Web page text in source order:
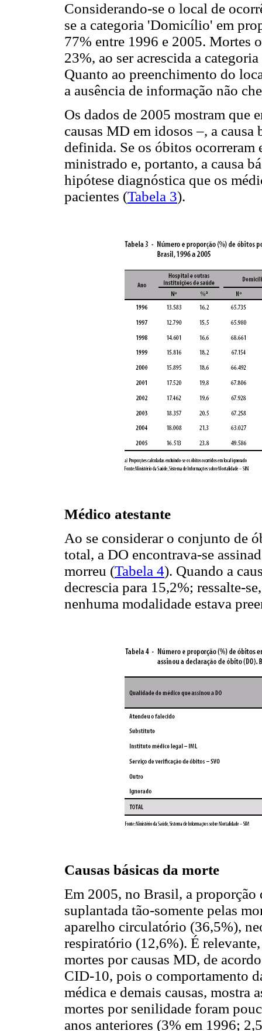
Considerando-se o local de
se a categoria 'Domicílio' em
77% entre 1996 e 2005. Mortes
23%, ao ser acrescida a
Quanto ao preenchimento do
a ausência de informação não
Os dados de 2005 mostram que
causas MD em idosos –, a
definida. Se os óbitos
ministrado e, portanto, a causa
hipótese diagnóstica que os
pacientes (Tabela 3).
Médico atestante
Ao se considerar o conjunto de
total, a DO encontrava-se
morreu (Tabela 4). Quando a
decrescia para 15,2%; ressalte-
nenhuma modalidade estava
Causas básicas da morte
Em 2005, no Brasil, a
suplantada tão-somente pelas
aparelho circulatório (36,5%),
respiratório (12,6%). É
mortes por causas MD, de
CID-10, pois o comportamento
médica e demais causas, mostra
mortes por senilidade foram
anos anteriores (3% em 1996;